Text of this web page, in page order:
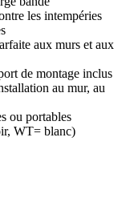
les intempéries
aux murs et aux
de montage inclus
au mur, au
ou portables
WT= blanc)